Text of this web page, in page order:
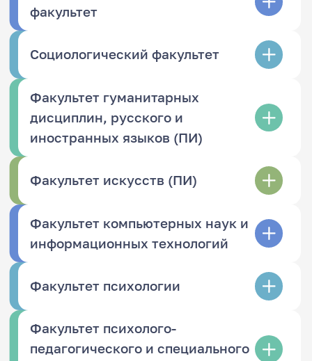
факультет
Социологический факультет
Факультет гуманитарных
дисциплин, русского и
иностранных языков (ПИ)
Факультет искусств (ПИ)
Факультет компьютерных наук и
информационных технологий
Факультет психологии
Факультет психолого-
педагогического и специального